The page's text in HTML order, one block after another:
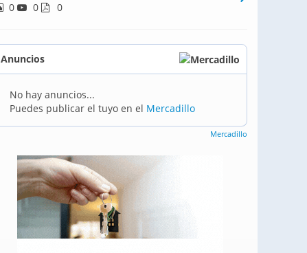
de criterios y estándares en
0
0 0
Anuncios
No hay anuncios...
Puedes publicar el tuyo en el Mercadillo
Mercadillo